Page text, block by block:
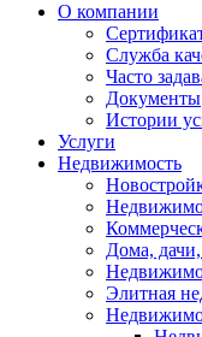
О компании
Служба
Часто
Документы
Истории
Услуги
Недвижимость
Дома,
Элитная